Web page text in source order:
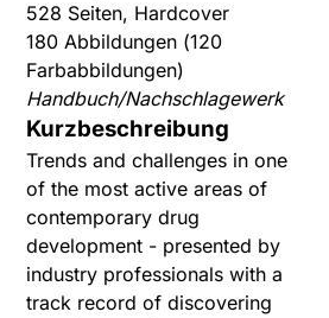
528 Seiten, Hardcover
180 Abbildungen (120
Farbabbildungen)
Handbuch/Nachschlagewerk
Kurzbeschreibung
Trends and challenges in one
of the most active areas of
contemporary drug
development - presented by
industry professionals with a
track record of discovering